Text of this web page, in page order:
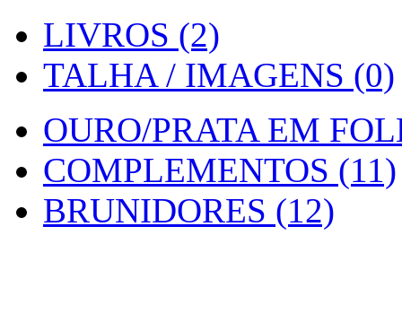
LIVROS (2)
TALHA / IMAGENS (0)
OURO/PRATA EM
COMPLEMENTOS (11)
BRUNIDORES (12)